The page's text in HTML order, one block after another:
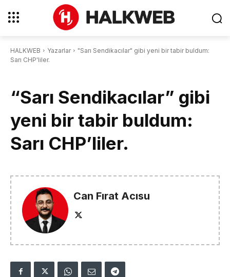
HALKWEB Yazarlar
"Sarı Sendikacılar" gibi yeni bir tabir buldum:
Sarı CHP'liler.
“Sarı Sendikacılar” gibi
yeni bir tabir buldum:
Sarı CHP’liler.
Can Fırat Acısu